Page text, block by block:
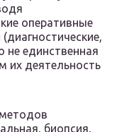
оперативные
не единственная
их деятельность
биопсия,